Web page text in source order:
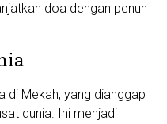
doa dengan penuh
di Mekah, yang dianggap
dunia. Ini menjadi